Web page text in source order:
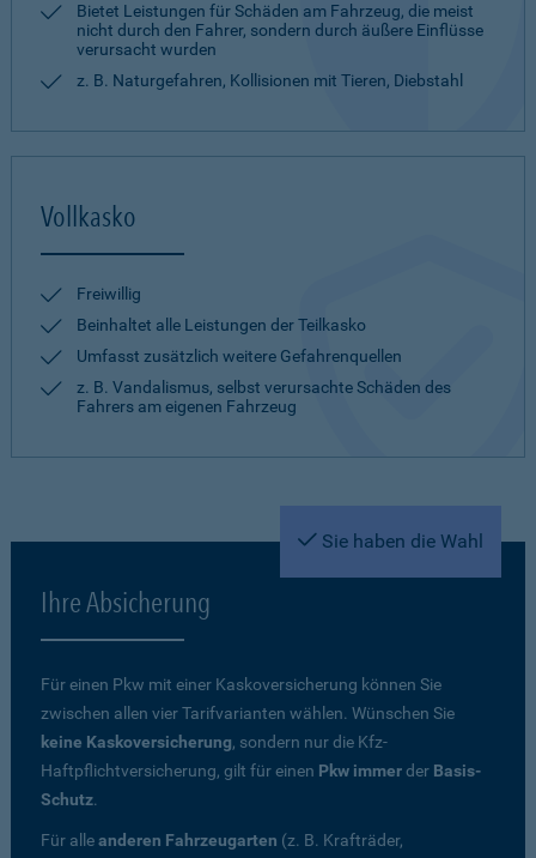
Bietet Leistungen für Schäden am Fahrzeug, die meist
nicht durch den Fahrer, sondern durch äußere Einflüsse
verursacht wurden
z. B. Naturgefahren, Kollisionen mit Tieren, Diebstahl
Vollkasko
Freiwillig
Beinhaltet alle Leistungen der Teilkasko
Umfasst zusätzlich weitere Gefahrenquellen
z. B. Vandalismus, selbst verursachte Schäden des
Fahrers am eigenen Fahrzeug
Sie haben die Wahl
Ihre Absicherung
Für einen Pkw mit einer Kaskoversicherung können Sie
zwischen allen vier Tarifvarianten wählen. Wünschen Sie
keine Kaskoversicherung, sondern nur die Kfz-
Haftpflichtversicherung, gilt für einen Pkw immerder Basis-
Schutz.
Für alleanderen Fahrzeugarten (z. B. Krafträder,